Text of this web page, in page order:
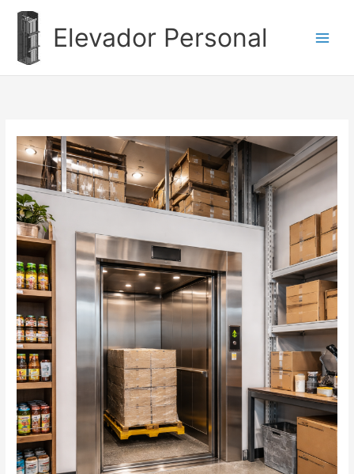
contenido
Elevador Personal